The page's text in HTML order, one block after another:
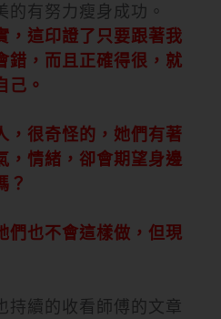
有努力瘦身成功。
，這印證了只要跟著我
錯，而且正確得很，就
己。
，很奇怪的，她們有著
，情緒，卻會期望身邊
？
們也不會這樣做，但現
持續的收看師傅的文章